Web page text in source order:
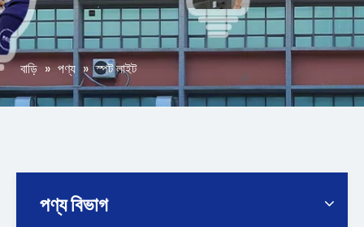
বাড়ি » পণ্য » স্পট লাইট
পণ্য বিভাগ